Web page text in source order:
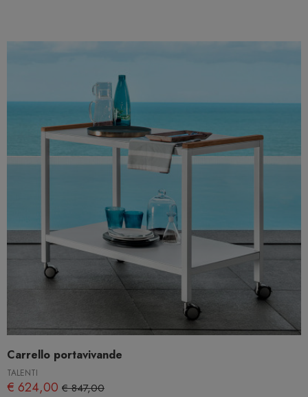
Carrello portavivande
TALENTI
€ 624,00 € 847,00